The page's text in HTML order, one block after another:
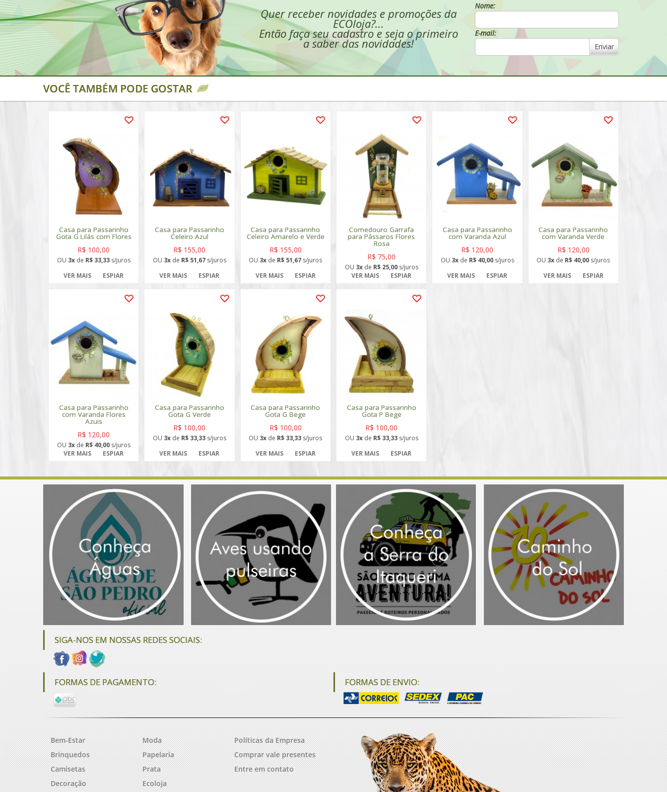
Quer receber novidades e promoções da
ECOloja?...
Então faça seu cadastro e seja o primeiro
a saber das novidades!
Nome:
E-mail:
Enviar
VOCÊ TAMBÉM PODE GOSTAR
Casa para Passarinho
Gota G Lilás com Flores
R$ 100,00
OU 3xde R$ 33,33s/juros
VER MAIS
ESPIAR
Casa para Passarinho
Celeiro Azul
R$ 155,00
OU 3xde R$ 51,67s/juros
VER MAIS
ESPIAR
Casa para Passarinho
Celeiro Amarelo e Verde
R$ 155,00
OU 3x de R$ 51,67 s/juros
VER MAIS
ESPIAR
Comedouro Garrafa
para Pássaros Flores
Rosa
R$ 75,00
OU 3xde R$ 25,00s/juros
VER MAIS
ESPIAR
Casa para Passarinho
com Varanda Azul
R$ 120,00
OU 3xde R$ 40,00s/juros
VER MAIS
ESPIAR
Casa para Passarinho
com Varanda Verde
R$ 120,00
OU 3x de R$ 40,00 s/juros
VER MAIS
ESPIAR
Casa para Passarinho
com Varanda Flores
Azuis
R$ 120,00
OU 3xde R$ 40,00s/juros
VER MAIS
ESPIAR
Casa para Passarinho
Gota G Verde
R$ 100,00
OU 3xde R$ 33,33s/juros
VER MAIS
ESPIAR
Casa para Passarinho
Gota G Bege
R$ 100,00
OU 3x de R$ 33,33 s/juros
VER MAIS
ESPIAR
Casa para Passarinho
Gota P Bege
R$ 100,00
OU 3xde R$ 33,33s/juros
VER MAIS
ESPIAR
SIGA-NOS EM NOSSAS REDES SOCIAIS:
FORMAS DE PAGAMENTO: FORMAS DE ENVIO:
Bem-Estar
Brinquedos
Camisetas
Decoração
Moda
Papelaria
Prata
Ecoloja
Políticas da Empresa
Comprar vale presentes
Entre em contato